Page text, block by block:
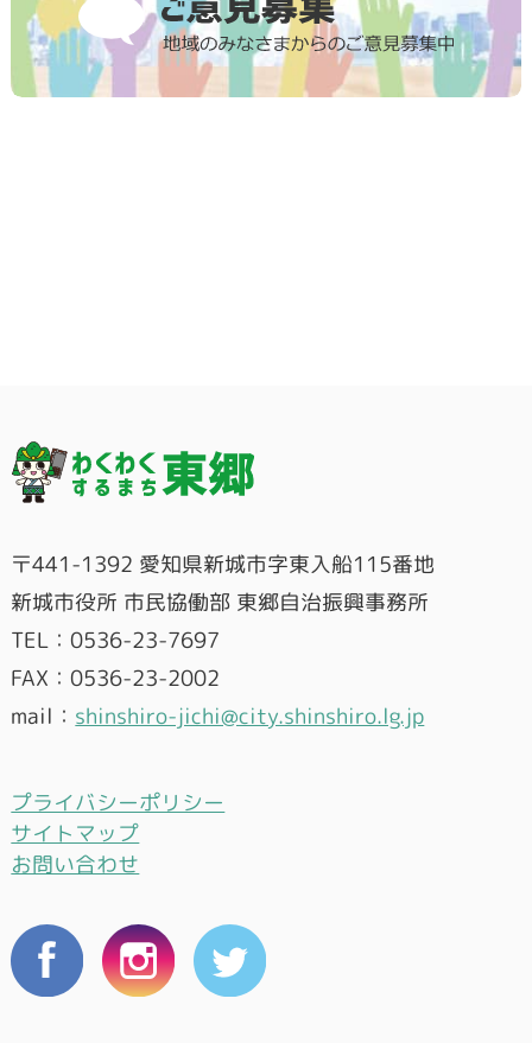
〒441-1392 愛知県新城市字東入船115番地
新城市役所 市民協働部 東郷自治振興事務所
TEL：0536-23-7697
FAX：0536-23-2002
mail： shinshiro-jichi@city.shinshiro.lg.jp
プライバシーポリシー
サイトマップ
お問い合わせ